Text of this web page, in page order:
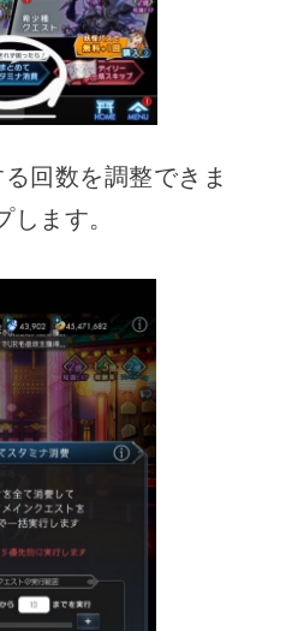
回数を調整できま
ます。